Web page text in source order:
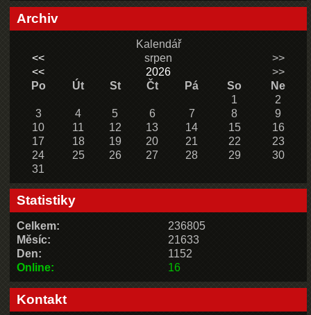
Archiv
Kalendář
<<
srpen
>>
<<
2026
>>
Po
Út St Čt Pá So
Ne
1
2
3
4 5 6 7 8
9
10
11 12 13 14 15
16
17
18 19 20 21 22
23
24
25 26 27 28 29
30
31
Statistiky
Online: 16
Celkem:
236805
Měsíc:
21633
Den:
1152
Kontakt